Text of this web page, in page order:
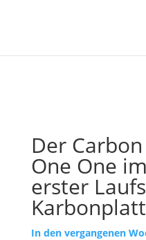
Der
One One
erster
In den vergangenen